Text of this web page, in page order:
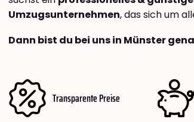
Umzugsunternehmen, das sich um
Dann bist du bei uns in Münster
Transparente Preise